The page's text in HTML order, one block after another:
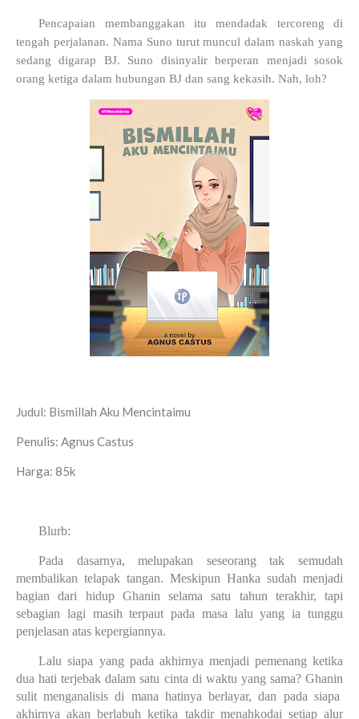
Pencapaian membanggakan itu mendadak tercoreng di
tengah perjalanan. Nama Suno turut muncul dalam naskah yang
sedang digarap BJ. Suno disinyalir berperan menjadi sosok
orang ketiga dalam hubungan BJ dan sang kekasih. Nah, loh?
Judul: Bismillah Aku Mencintaimu
Penulis: Agnus Castus
Harga: 85k
Blurb:
Pada dasarnya, melupakan seseorang tak semudah
membalikan telapak tangan. Meskipun Hanka sudah menjadi
bagian dari hidup Ghanin selama satu tahun terakhir, tapi
sebagian lagi masih terpaut pada masa lalu yang ia tunggu
penjelasan atas kepergiannya.
Lalu siapa yang pada akhirnya menjadi pemenang ketika
dua hati terjebak dalam satu cinta di waktu yang sama? Ghanin
sulit menganalisis di mana hatinya berlayar, dan pada siapa
akhirnya akan berlabuh ketika takdir menahkodai setiap alur